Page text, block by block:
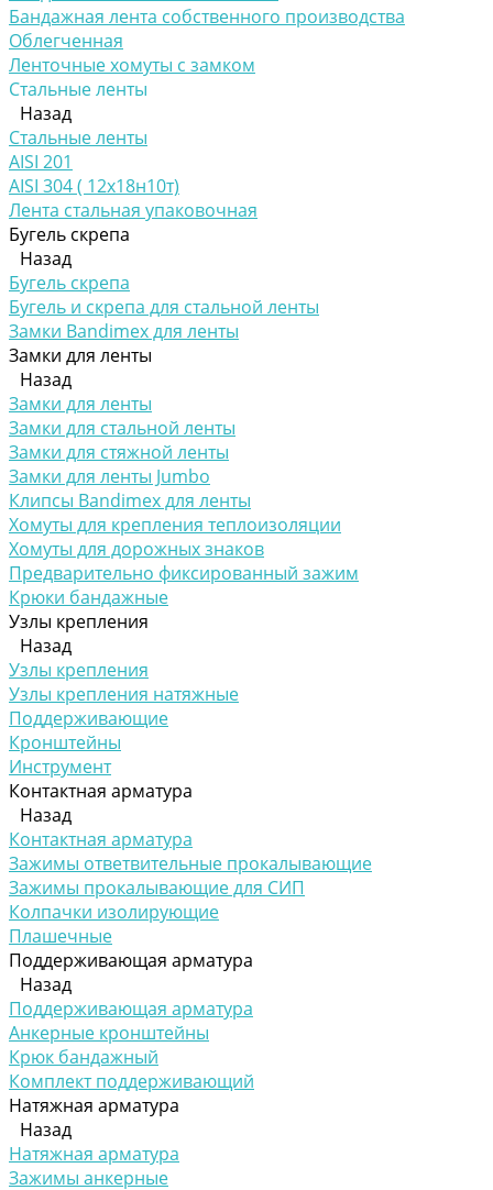
Бандажная лента собственного производства
Облегченная
Ленточные хомуты с замком
Стальные ленты
Назад
Стальные ленты
AISI 201
AISI 304 ( 12х18н10т)
Лента стальная упаковочная
Бугель скрепа
Назад
Бугель скрепа
Бугель и скрепа для стальной ленты
Замки Bandimex для ленты
Замки для ленты
Назад
Замки для ленты
Замки для стальной ленты
Замки для стяжной ленты
Замки для ленты Jumbo
Клипсы Bandimex для ленты
Хомуты для крепления теплоизоляции
Хомуты для дорожных знаков
Предварительно фиксированный зажим
Крюки бандажные
Узлы крепления
Назад
Узлы крепления
Узлы крепления натяжные
Поддерживающие
Кронштейны
Инструмент
Контактная арматура
Назад
Контактная арматура
Зажимы ответвительные прокалывающие
Зажимы прокалывающие для СИП
Колпачки изолирующие
Плашечные
Поддерживающая арматура
Назад
Поддерживающая арматура
Анкерные кронштейны
Крюк бандажный
Комплект поддерживающий
Натяжная арматура
Назад
Натяжная арматура
Зажимы анкерные